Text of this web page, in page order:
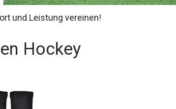
und Leistung vereinen!
Hockey